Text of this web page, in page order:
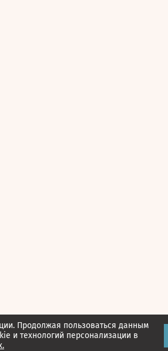
Продолжая пользоваться данным
и технологий персонализации в